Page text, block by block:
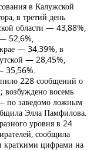
в Калужской
в третий день
области — 43,88%,
52,6%,
— 34,39%, в
— 28,45%,
35,56%.
228 сообщений о
возбуждено восемь
по заведомо ложным
Элла Памфилова.
уровня в 24
сообщила
краткими цифрами на